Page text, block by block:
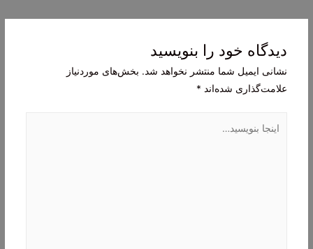
دیدگاه‌ خود را بنویسید
نشانی ایمیل شما منتشر نخواهد شد. بخش‌های موردنیاز
علامت‌گذاری شده‌اند *
بنویسید…